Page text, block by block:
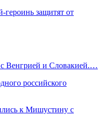
героинь защитят от
Венгрией и Словакией.…
российского
к Мишустину с